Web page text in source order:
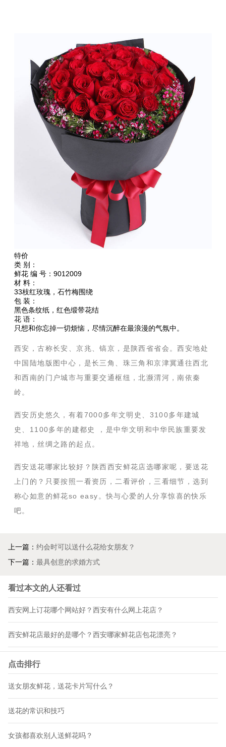
特价
类 别：
鲜花 编 号：9012009
材 料：
33枝红玫瑰，石竹梅围绕
包 装：
黑色条纹纸，红色缎带花结
花 语：
只想和你忘掉一切烦恼，尽情沉醉在最浪漫的气氛中。
西安，古称长安、京兆、镐京，是陕西省省会。西安地处
中国陆地版图中心，是长三角、珠三角和京津冀通往西北
和西南的门户城市与重要交通枢纽，北濒渭河，南依秦
岭。
西安历史悠久，有着7000多年文明史、3100多年建城
史、1100多年的建都史 ，是中华文明和中华民族重要发
祥地，丝绸之路的起点。
西安送花哪家比较好？陕西西安鲜花店选哪家呢，要送花
上门的？只要按照一看资历，二看评价，三看细节，选到
称心如意的鲜花so easy。快与心爱的人分享惊喜的快乐
吧。
上一篇： 约会时可以送什么花给女朋友？
下一篇： 最具创意的求婚方式
看过本文的人还看过
西安网上订花哪个网站好？西安有什么网上花店？
西安鲜花店最好的是哪个？西安哪家鲜花店包花漂亮？
点击排行
送女朋友鲜花，送花卡片写什么？
送花的常识和技巧
女孩都喜欢别人送鲜花吗？